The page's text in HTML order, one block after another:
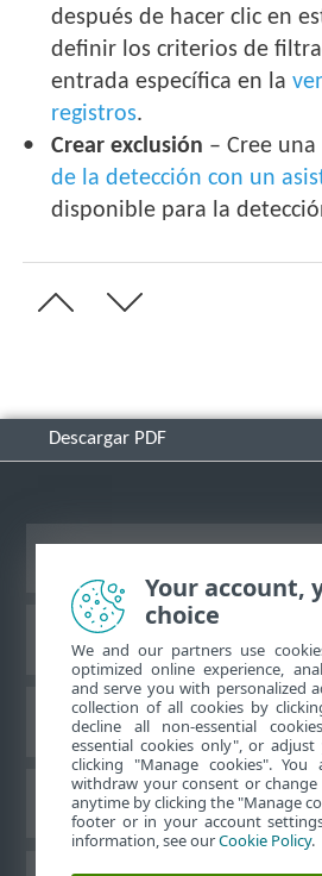
después de hacer clic en
definir los criterios de
entrada específica en la
registros.
Crear exclusión – Cree una
de la detección con un
disponible para la
Descargar PDF
Base de
Foro de
Soporte
Your account,
choice
We and our partners use
optimized online experience,
and serve you with personalized
collection of all cookies by
decline all non-essential
essential cookies only", or
clicking "Manage cookies".
withdraw your consent or
anytime by clicking the "Manage
footer or in your account
information, see ourCookie Policy.